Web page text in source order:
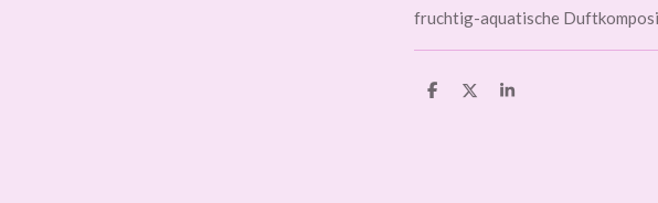
fruchtig-aquatische
T
T
T